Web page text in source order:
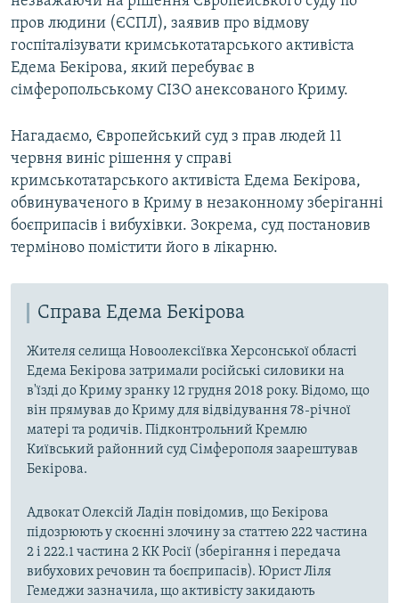
пров людини (ЄСПЛ), заявив про відмову
госпіталізувати кримськотатарського активіста
Едема Бекірова, який перебуває в
сімферопольському СІЗО анексованого Криму.
Нагадаємо, Європейський суд з прав людей 11
червня виніс рішення у справі
кримськотатарського активіста Едема Бекірова,
обвинуваченого в Криму в незаконному зберіганні
боєприпасів і вибухівки. Зокрема, суд постановив
терміново помістити його в лікарню.
Справа Едема Бекірова
Жителя селища Новоолексіївка Херсонської області
Едема Бекірова затримали російські силовики на
в'їзді до Криму зранку 12 грудня 2018 року. Відомо, що
він прямував до Криму для відвідування 78-річної
матері та родичів. Підконтрольний Кремлю
Київський районний суд Сімферополя заарештував
Бекірова.
Адвокат Олексій Ладін повідомив, що Бекірова
підозрюють у скоєнні злочину за статтею 222 частина
2 і 222.1 частина 2 КК Росії (зберігання і передача
вибухових речовин та боєприпасів). Юрист Ліля
Гемеджи зазначила, що активісту закидають